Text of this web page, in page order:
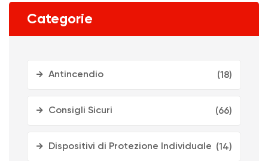
Categorie
Antincendio (18)
Consigli Sicuri (66)
Dispositivi di Protezione Individuale (14)